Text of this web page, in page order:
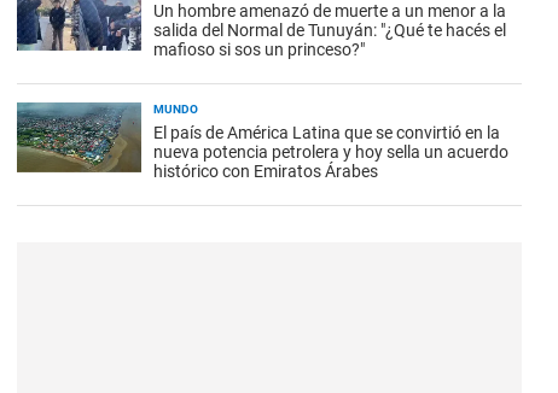
Un hombre amenazó de muerte a un menor a la
salida del Normal de Tunuyán: "¿Qué te hacés el
mafioso si sos un princeso?"
MUNDO
El país de América Latina que se convirtió en la
nueva potencia petrolera y hoy sella un acuerdo
histórico con Emiratos Árabes